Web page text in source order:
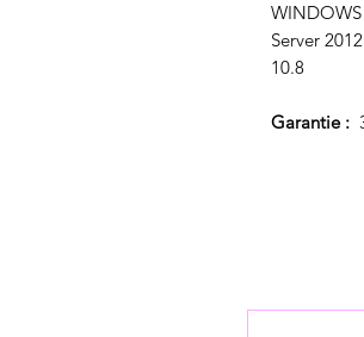
Server
10.8
Garantie :